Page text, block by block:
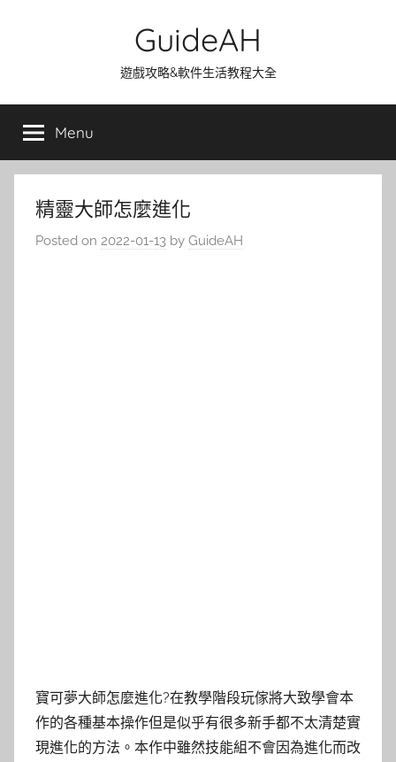
GuideAH
遊戲攻略&軟件生活教程大全
Menu
精靈大師怎麼進化
Posted on 2022-01-13 by GuideAH
寶可夢大師怎麼進化?在教學階段玩傢將大致學會本
作的各種基本操作但是似乎有很多新手都不太清楚實
現進化的方法。本作中雖然技能組不會因為進化而改